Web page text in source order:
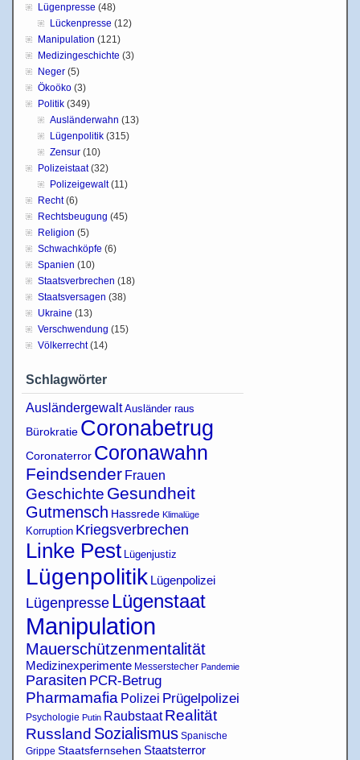
Lügenpresse (48)
Lückenpresse (12)
Manipulation (121)
Medizingeschichte (3)
Neger (5)
Ökoöko (3)
Politik (349)
Ausländerwahn (13)
Lügenpolitik (315)
Zensur (10)
Polizeistaat(32)
Polizeigewalt(11)
Recht(6)
Rechtsbeugung (45)
Religion (5)
Schwachköpfe (6)
Spanien (10)
Staatsverbrechen (18)
Staatsversagen (38)
Ukraine (13)
Verschwendung (15)
Völkerrecht(14)
Schlagwörter
Ausländergewalt Ausländer raus
Bürokratie Coronabetrug
Coronaterror Coronawahn
Feindsender Frauen
Geschichte Gesundheit
Gutmensch Hassrede Klimalüge
Korruption Kriegsverbrechen
Linke Pest Lügenjustiz
Lügenpolitik Lügenpolizei
Lügenpresse Lügenstaat
Manipulation
Mauerschützenmentalität
Medizinexperimente Messerstecher Pandemie
Parasiten PCR-Betrug
Pharmamafia Polizei Prügelpolizei
Psychologie Putin Raubstaat Realität
Russland Sozialismus Spanische
Grippe Staatsfernsehen Staatsterror